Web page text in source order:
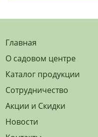
Главная
О садовом центре
Каталог продукции
Сотрудничество
Акции и Скидки
Новости